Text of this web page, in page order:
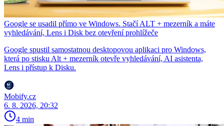
Google se usadil přímo ve Windows. Stačí ALT + mezerník a máte
vyhledávání, Lens i Disk bez otevření prohlížeče
Google spustil samostatnou desktopovou aplikaci pro Windows,
která po stisku Alt + mezerník otevře vyhledávání, AI asistenta,
Lens i přístup k Disku.
Mobify.cz
6. 8. 2026, 20:32
4 min